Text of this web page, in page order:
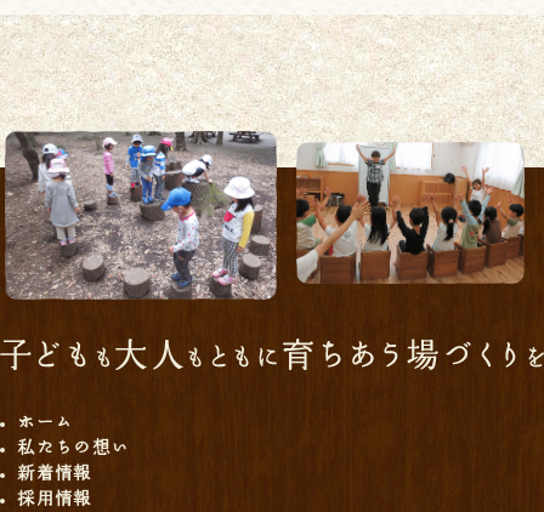
ホーム
私たちの想い
新着情報
採用情報